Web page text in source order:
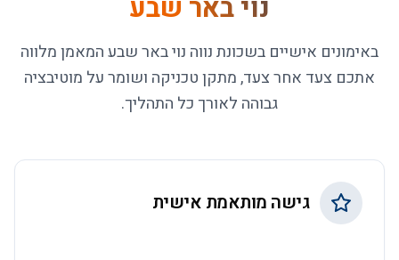
נוי באר שבע
באימונים אישיים בשכונת נווה נוי באר שבע המאמן מלווה
אתכם צעד אחר צעד, מתקן טכניקה ושומר על מוטיבציה
גבוהה לאורך כל התהליך.
גישה מותאמת אישית